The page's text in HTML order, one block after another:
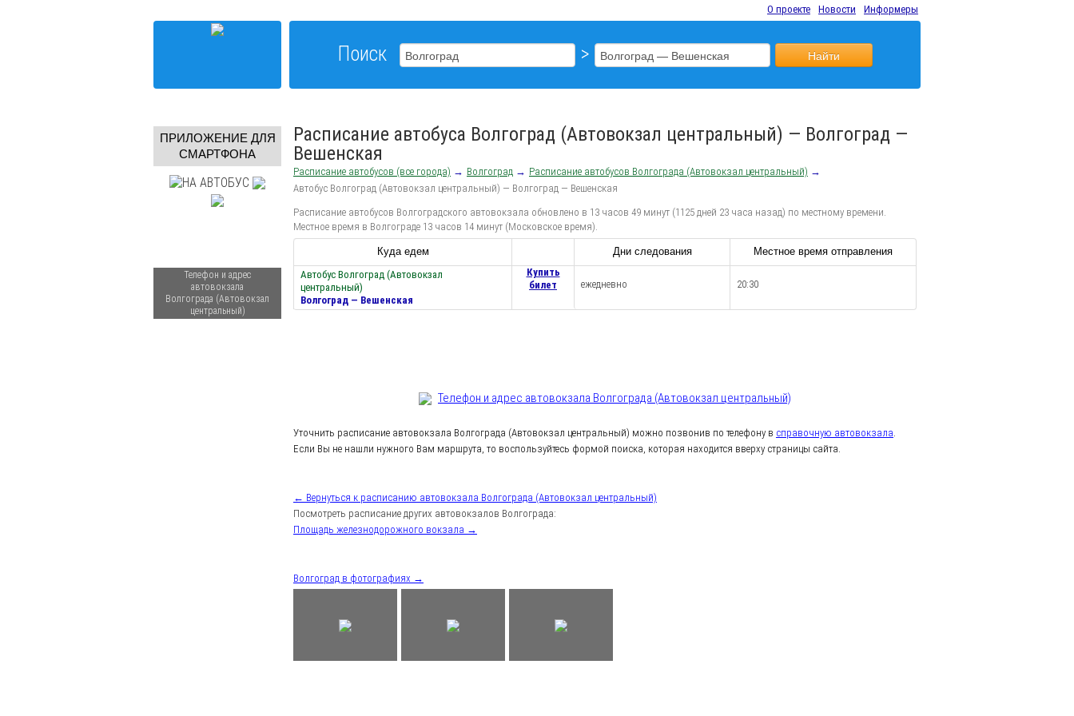
О проекте Новости Информеры
Поиск > Найти
ПРИЛОЖЕНИЕ ДЛЯ
СМАРТФОНА
Телефон и адрес
автовокзала
Волгограда (Автовокзал
центральный)
Расписание автобуса Волгоград (Автовокзал центральный) — Волгоград —
Вешенская
Расписание автобусов (все города) → Волгоград → Расписание автобусов Волгограда (Автовокзал центральный) →
Автобус Волгоград (Автовокзал центральный) — Волгоград — Вешенская
Расписание автобусов Волгоградского автовокзала обновлено в 13 часов 49 минут (1125 дней 23 часа назад) по местному времени.
Местное время в Волгограде 13 часов 14 минут (Московское время).
Куда едем Дни следования
Местное время отправления
Автобус Волгоград (Автовокзал
центральный)
Волгоград — Вешенская
Купить
билет
ежедневно 20:30
Телефон и адрес aвтовокзала Волгограда (Автовокзал центральный)
Уточнить расписание автовокзала Волгограда (Автовокзал центральный) можно позвонив по телефону в справочную автовокзала.
Если Вы не нашли нужного Вам маршрута, то воспользуйтесь формой поиска, которая находится вверху страницы сайта.
← Вернуться к расписанию автовокзала Волгограда (Автовокзал центральный)
Посмотреть расписание других автовокзалов Волгограда:
Площадь железнодорожного вокзала →
Волгоград в фотографиях →